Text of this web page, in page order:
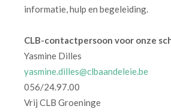
informatie, hulp en begeleiding.
CLB-contactpersoon voor onze
Yasmine Dilles
yasmine.dilles@clbaandeleie.be
056/24.97.00
Vrij CLB Groeninge